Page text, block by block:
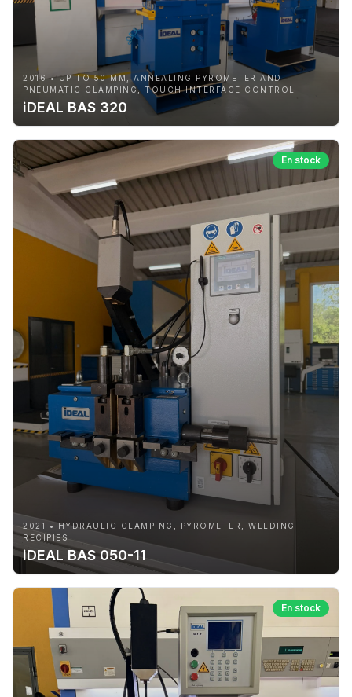
2016 • UP TO 50 MM, ANNEALING PYROMETER AND
PNEUMATIC CLAMPING, TOUCH INTERFACE CONTROL
iDEAL BAS 320
En stock
2021 • HYDRAULIC CLAMPING, PYROMETER, WELDING
RECIPIES
iDEAL BAS 050-11
En stock